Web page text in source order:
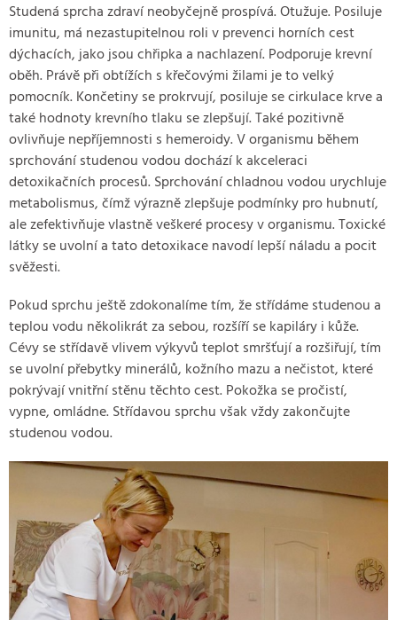
Studená sprcha zdraví neobyčejně prospívá. Otužuje. Posiluje
imunitu, má nezastupitelnou roli v prevenci horních cest
dýchacích, jako jsou chřipka a nachlazení. Podporuje krevní
oběh. Právě při obtížích s křečovými žilami je to velký
pomocník. Končetiny se prokrvují, posiluje se cirkulace krve a
také hodnoty krevního tlaku se zlepšují. Také pozitivně
ovlivňuje nepříjemnosti s hemeroidy. V organismu během
sprchování studenou vodou dochází k akceleraci
detoxikačních procesů. Sprchování chladnou vodou urychluje
metabolismus, čímž výrazně zlepšuje podmínky pro hubnutí,
ale zefektivňuje vlastně veškeré procesy v organismu. Toxické
látky se uvolní a tato detoxikace navodí lepší náladu a pocit
svěžesti.
Pokud sprchu ještě zdokonalíme tím, že střídáme studenou a
teplou vodu několikrát za sebou, rozšíří se kapiláry i kůže.
Cévy se střídavě vlivem výkyvů teplot smršťují a rozšiřují, tím
se uvolní přebytky minerálů, kožního mazu a nečistot, které
pokrývají vnitřní stěnu těchto cest. Pokožka se pročistí,
vypne, omládne. Střídavou sprchu však vždy zakončujte
studenou vodou.